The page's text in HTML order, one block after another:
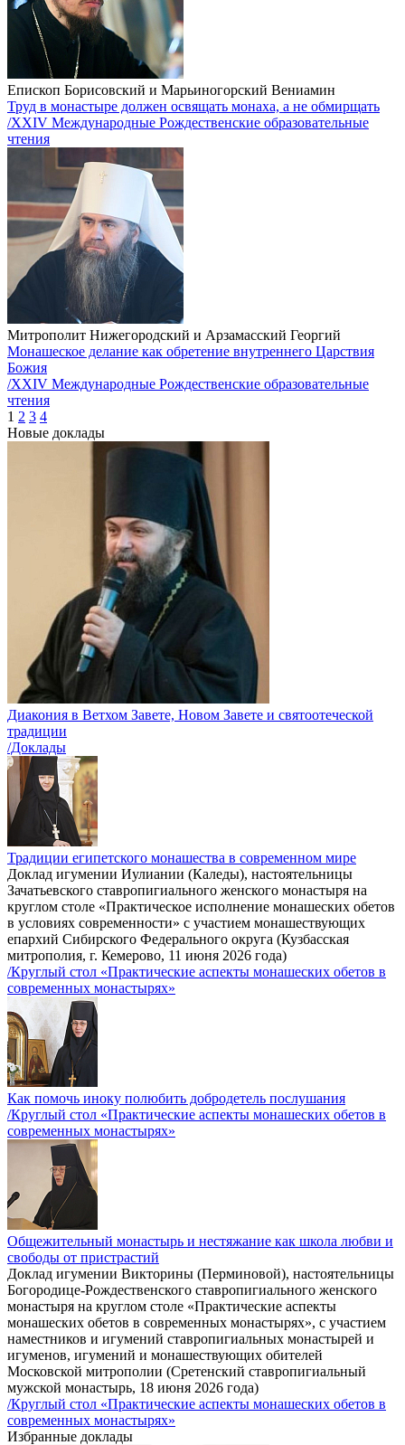
Епископ Борисовский и Марьиногорский Вениамин
Труд в монастыре должен освящать монаха, а не обмирщать
/XXIV Международные Рождественские образовательные
чтения
Митрополит Нижегородский и Арзамасский Георгий
Монашеское делание как обретение внутреннего Царствия
Божия
/XXIV Международные Рождественские образовательные
чтения
1 2 3 4
Новые доклады
Диакония в Ветхом Завете, Новом Завете и святоотеческой
традиции
/Доклады
Традиции египетского монашества в современном мире
Доклад игумении Иулиании (Каледы), настоятельницы
Зачатьевского ставропигиального женского монастыря на
круглом столе «Практическое исполнение монашеских обетов
в условиях современности» с участием монашествующих
епархий Сибирского Федерального округа (Кузбасская
митрополия, г. Кемерово, 11 июня 2026 года)
/Круглый стол «Практические аспекты монашеских обетов в
современных монастырях»
Как помочь иноку полюбить добродетель послушания
/Круглый стол «Практические аспекты монашеских обетов в
современных монастырях»
Общежительный монастырь и нестяжание как школа любви и
свободы от пристрастий
Доклад игумении Викторины (Перминовой), настоятельницы
Богородице-Рождественского ставропигиального женского
монастыря на круглом столе «Практические аспекты
монашеских обетов в современных монастырях», с участием
наместников и игумений ставропигиальных монастырей и
игуменов, игумений и монашествующих обителей
Московской митрополии (Сретенский ставропигиальный
мужской монастырь, 18 июня 2026 года)
/Круглый стол «Практические аспекты монашеских обетов в
современных монастырях»
Избранные доклады